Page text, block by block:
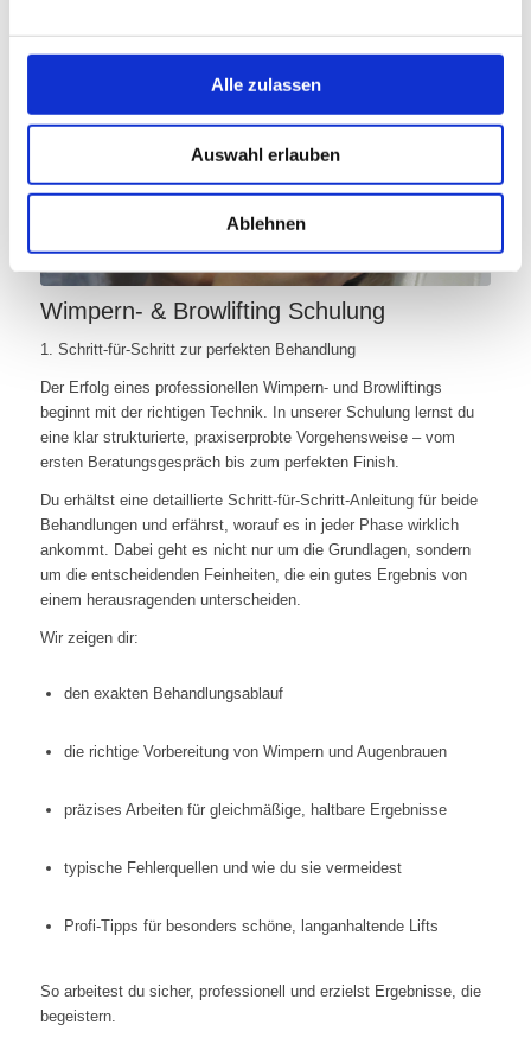
Alle zulassen
Auswahl erlauben
Ablehnen
WIMPERNLIFTING
Wimpern- & Browlifting Schulung
1. Schritt-für-Schritt zur perfekten Behandlung
Der Erfolg eines professionellen Wimpern- und Browliftings
beginnt mit der richtigen Technik. In unserer Schulung lernst du
eine klar strukturierte, praxiserprobte Vorgehensweise – vom
ersten Beratungsgespräch bis zum perfekten Finish.
Du erhältst eine detaillierte Schritt-für-Schritt-Anleitung für beide
Behandlungen und erfährst, worauf es in jeder Phase wirklich
ankommt. Dabei geht es nicht nur um die Grundlagen, sondern
um die entscheidenden Feinheiten, die ein gutes Ergebnis von
einem herausragenden unterscheiden.
Wir zeigen dir:
den exakten Behandlungsablauf
die richtige Vorbereitung von Wimpern und Augenbrauen
präzises Arbeiten für gleichmäßige, haltbare Ergebnisse
typische Fehlerquellen und wie du sie vermeidest
Profi-Tipps für besonders schöne, langanhaltende Lifts
So arbeitest du sicher, professionell und erzielst Ergebnisse, die
begeistern.